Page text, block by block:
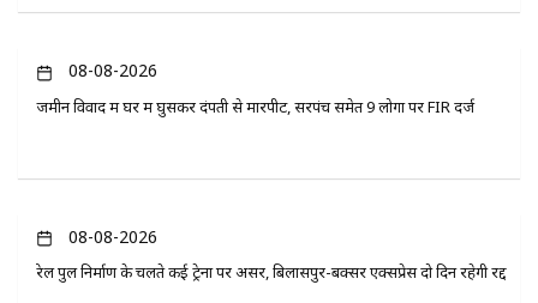
08-08-2026
जमीन विवाद में घर में घुसकर दंपती से मारपीट, सरपंच समेत 9 लोगों पर FIR दर्ज
08-08-2026
रेल पुल निर्माण के चलते कई ट्रेनों पर असर, बिलासपुर-बक्सर एक्सप्रेस दो दिन रहेगी रद्द